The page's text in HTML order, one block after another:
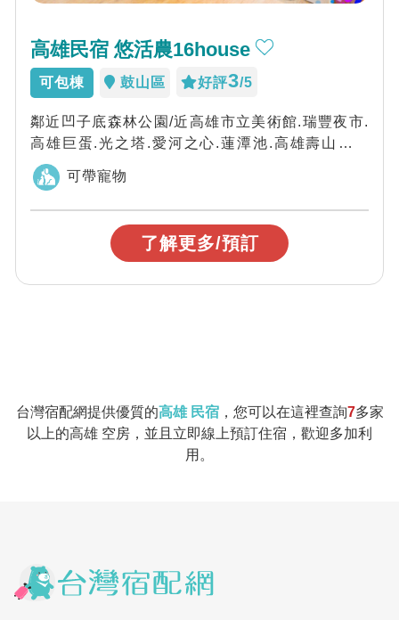
高雄民宿 悠活農16house
可包棟 鼓山區 好評3/5
鄰近凹子底森林公園/近高雄市立美術館.瑞豐夜市.
高雄巨蛋.光之塔.愛河之心.蓮潭池.高雄壽山動物
園.夢時代(高雄之眼)，歡迎您來玩...
可帶寵物
了解更多/預訂
台灣宿配網提供優質的高雄 民宿，您可以在這裡查詢7多家
以上的高雄 空房，並且立即線上預訂住宿，歡迎多加利
用。